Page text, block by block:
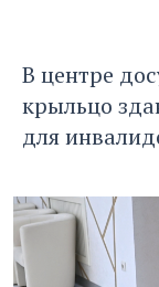
В центре
крыльцо
для